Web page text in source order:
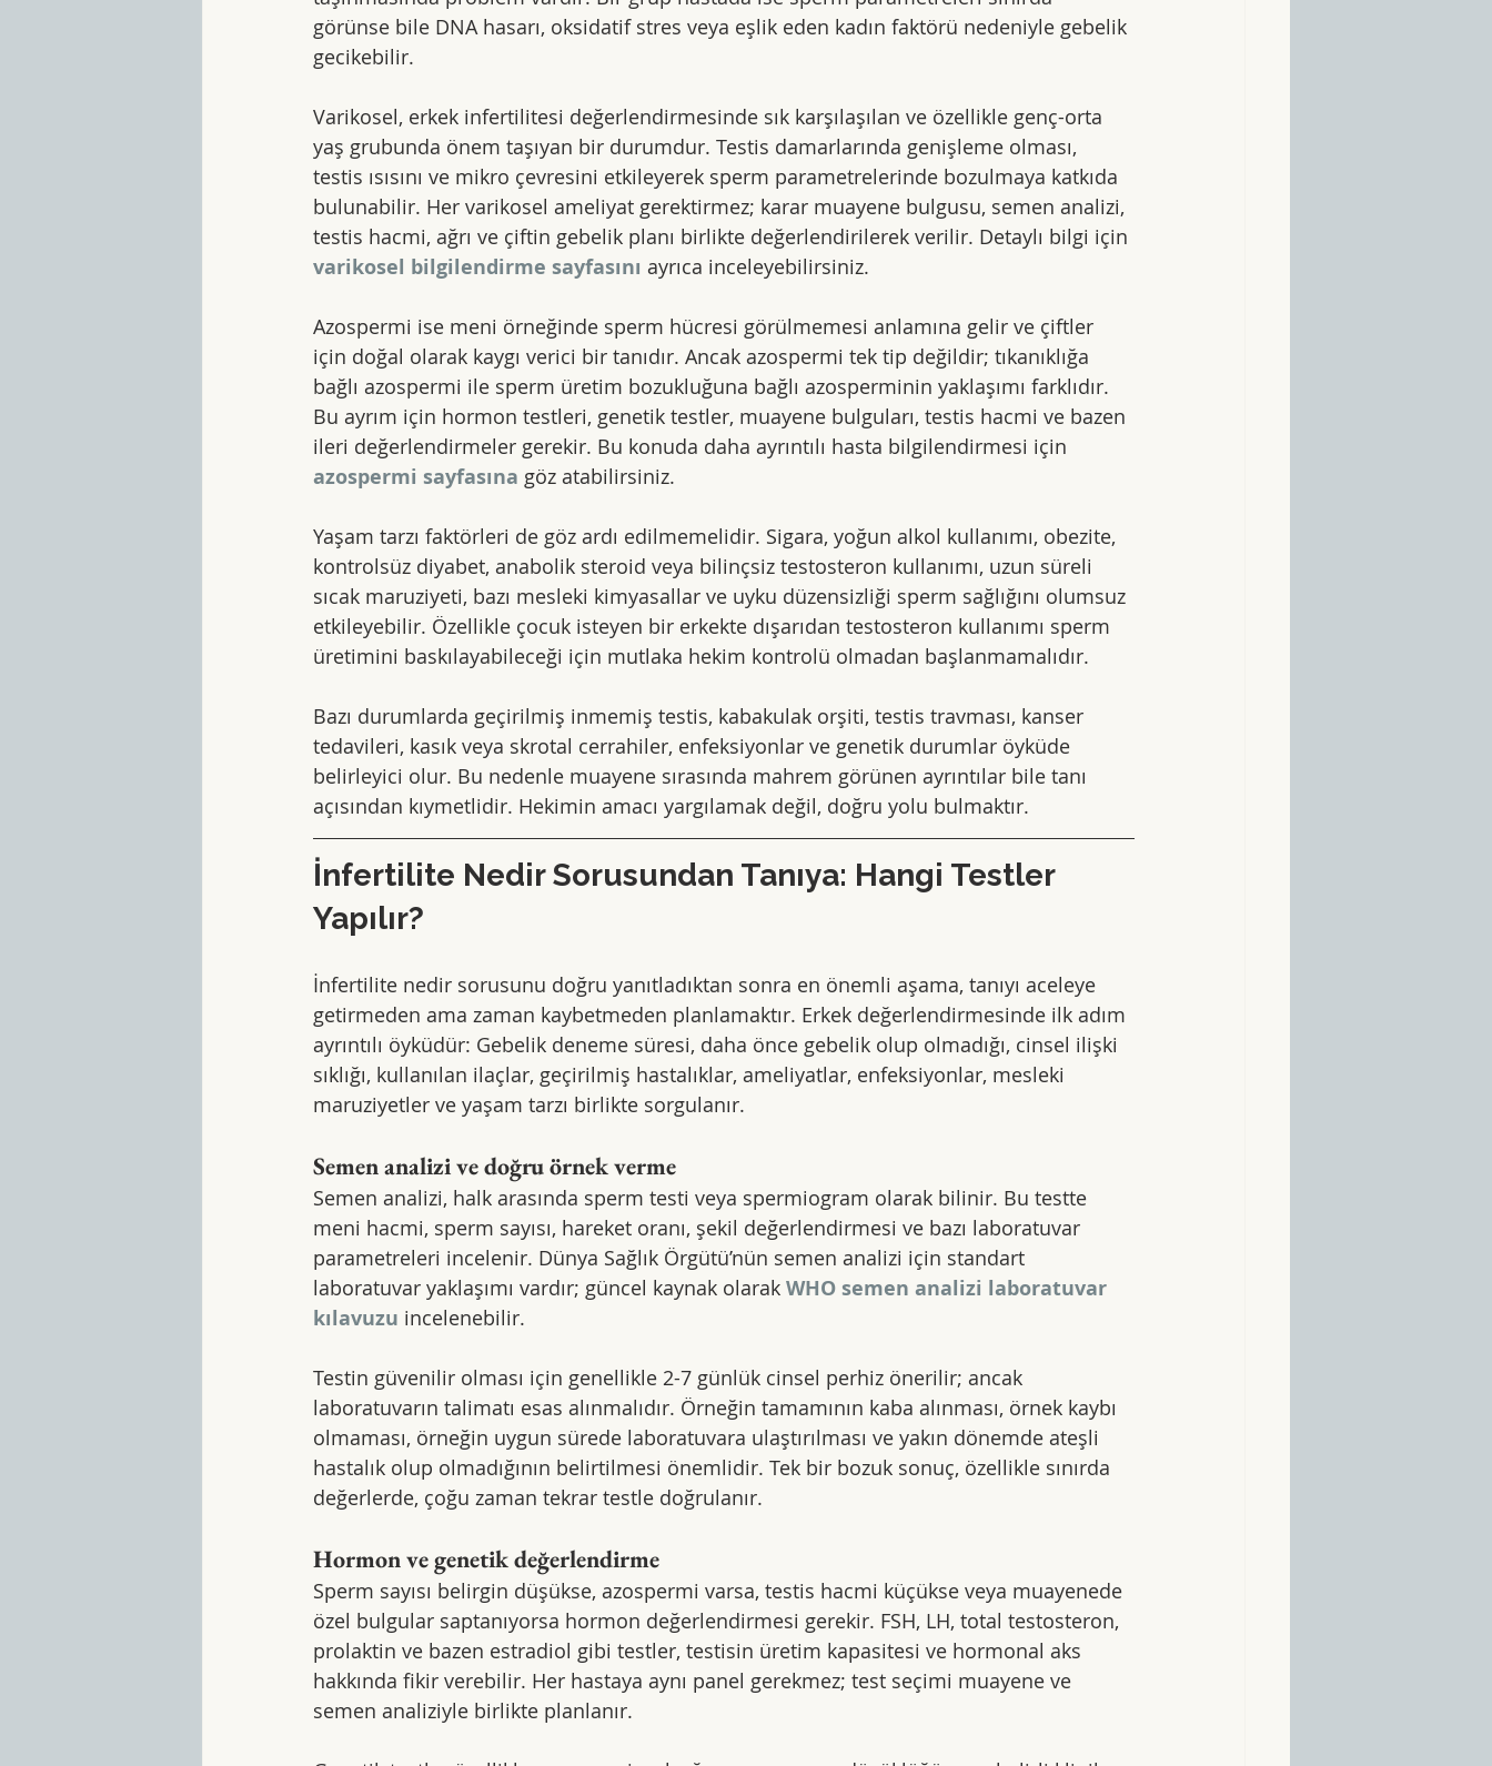
görünse bile DNA hasarı, oksidatif stres veya eşlik eden kadın faktörü nedeniyle gebelik
gecikebilir.
Varikosel, erkek infertilitesi değerlendirmesinde sık karşılaşılan ve özellikle genç-orta
yaş grubunda önem taşıyan bir durumdur. Testis damarlarında genişleme olması,
testis ısısını ve mikro çevresini etkileyerek sperm parametrelerinde bozulmaya katkıda
bulunabilir. Her varikosel ameliyat gerektirmez; karar muayene bulgusu, semen analizi,
testis hacmi, ağrı ve çiftin gebelik planı birlikte değerlendirilerek verilir. Detaylı bilgi için
varikosel bilgilendirme sayfasını ayrıca inceleyebilirsiniz.
Azospermi ise meni örneğinde sperm hücresi görülmemesi anlamına gelir ve çiftler
için doğal olarak kaygı verici bir tanıdır. Ancak azospermi tek tip değildir; tıkanıklığa
bağlı azospermi ile sperm üretim bozukluğuna bağlı azosperminin yaklaşımı farklıdır.
Bu ayrım için hormon testleri, genetik testler, muayene bulguları, testis hacmi ve bazen
ileri değerlendirmeler gerekir. Bu konuda daha ayrıntılı hasta bilgilendirmesi için
azospermi sayfasına göz atabilirsiniz.
Yaşam tarzı faktörleri de göz ardı edilmemelidir. Sigara, yoğun alkol kullanımı, obezite,
kontrolsüz diyabet, anabolik steroid veya bilinçsiz testosteron kullanımı, uzun süreli
sıcak maruziyeti, bazı mesleki kimyasallar ve uyku düzensizliği sperm sağlığını olumsuz
etkileyebilir. Özellikle çocuk isteyen bir erkekte dışarıdan testosteron kullanımı sperm
üretimini baskılayabileceği için mutlaka hekim kontrolü olmadan başlanmamalıdır.
Bazı durumlarda geçirilmiş inmemiş testis, kabakulak orşiti, testis travması, kanser
tedavileri, kasık veya skrotal cerrahiler, enfeksiyonlar ve genetik durumlar öyküde
belirleyici olur. Bu nedenle muayene sırasında mahrem görünen ayrıntılar bile tanı
açısından kıymetlidir. Hekimin amacı yargılamak değil, doğru yolu bulmaktır.
İnfertilite Nedir Sorusundan Tanıya: Hangi Testler
Yapılır?
İnfertilite nedir sorusunu doğru yanıtladıktan sonra en önemli aşama, tanıyı aceleye
getirmeden ama zaman kaybetmeden planlamaktır. Erkek değerlendirmesinde ilk adım
ayrıntılı öyküdür: Gebelik deneme süresi, daha önce gebelik olup olmadığı, cinsel ilişki
sıklığı, kullanılan ilaçlar, geçirilmiş hastalıklar, ameliyatlar, enfeksiyonlar, mesleki
maruziyetler ve yaşam tarzı birlikte sorgulanır.
Semen analizi ve doğru örnek verme
Semen analizi, halk arasında sperm testi veya spermiogram olarak bilinir. Bu testte
meni hacmi, sperm sayısı, hareket oranı, şekil değerlendirmesi ve bazı laboratuvar
parametreleri incelenir. Dünya Sağlık Örgütü’nün semen analizi için standart
laboratuvar yaklaşımı vardır; güncel kaynak olarak WHO semen analizi laboratuvar
kılavuzu incelenebilir.
Testin güvenilir olması için genellikle 2-7 günlük cinsel perhiz önerilir; ancak
laboratuvarın talimatı esas alınmalıdır. Örneğin tamamının kaba alınması, örnek kaybı
olmaması, örneğin uygun sürede laboratuvara ulaştırılması ve yakın dönemde ateşli
hastalık olup olmadığının belirtilmesi önemlidir. Tek bir bozuk sonuç, özellikle sınırda
değerlerde, çoğu zaman tekrar testle doğrulanır.
Hormon ve genetik değerlendirme
Sperm sayısı belirgin düşükse, azospermi varsa, testis hacmi küçükse veya muayenede
özel bulgular saptanıyorsa hormon değerlendirmesi gerekir. FSH, LH, total testosteron,
prolaktin ve bazen estradiol gibi testler, testisin üretim kapasitesi ve hormonal aks
hakkında fikir verebilir. Her hastaya aynı panel gerekmez; test seçimi muayene ve
semen analiziyle birlikte planlanır.